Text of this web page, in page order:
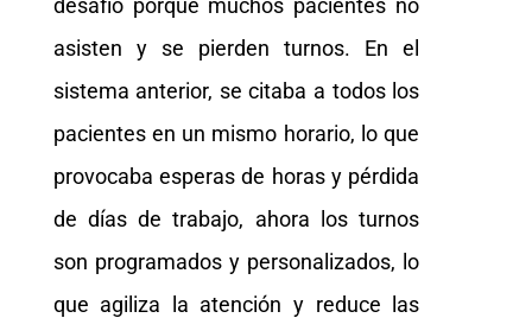
desafío porque muchos pacientes no
asisten y se pierden turnos. En el
sistema anterior, se citaba a todos los
pacientes en un mismo horario, lo que
provocaba esperas de horas y pérdida
de días de trabajo, ahora los turnos
son programados y personalizados, lo
que agiliza la atención y reduce las